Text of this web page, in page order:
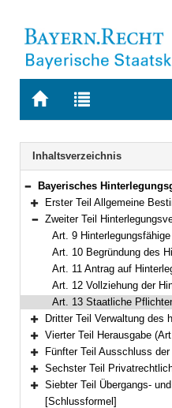
Zur
BAYERN.RECHT
Zur
letzten
Suche
Navigation
Inhaltsverzeichnis
Bereich reduzieren
Bayerisches Hinterlegungsgesetz (BayHintG) Vom
Bereich erweitern
Erster Teil Allgemeine
Bereich reduzieren
Zweiter Teil
Art. 9
Art. 10 Begründung des
Art. 11 Antrag auf
Art. 12 Vollziehung der
Art. 13 Staatliche
Bereich erweitern
Dritter Teil Verwaltung des
Bereich erweitern
Vierter Teil Herausgabe
Bereich erweitern
Fünfter Teil Ausschluss
Bereich erweitern
Sechster Teil
Bereich erweitern
Siebter Teil Übergangs- und
[Schlussformel]